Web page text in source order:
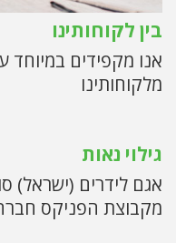
בין לקוחותינו
אנו מקפידים במיוחד
מלקוחותינו
גילוי נאות
מקבוצת הפניקס